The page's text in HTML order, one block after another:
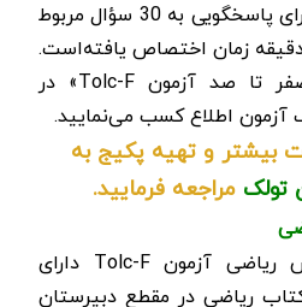
البته برای پاسخگویی به 30 سؤال مربوط
زبان انگلیسی نیز 15 دقیقه زمان اختصاص یافته‌است.
تا صد آزمون Tolc-F» در
اطلاع کسب می‌نمایید.
و تهیه پکیج به
تولک مراجعه فرمایید.
ریاضی آزمونTolc-F دارای
ریاضی در مقطع دبیرستان